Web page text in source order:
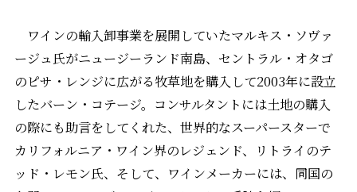
ワインの輸入卸事業を展開していたマルキス・ソヴァ
ージュ氏がニュージーランド南島、セントラル・オタゴ
のピサ・レンジに広がる牧草地を購入して2003年に設立
したバーン・コテージ。コンサルタントには土地の購入
の際にも助言をしてくれた、世界的なスーパースターで
カリフォルニア・ワイン界のレジェンド、リトライのテ
ッド・レモン氏、そして、ワインメーカーには、同国の